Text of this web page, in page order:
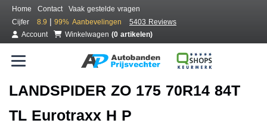
Home Contact
Vaak gestelde vragen
Cijfer
8.9 | 99% Aanbevelingen
5403 Reviews
Account
Winkelwagen (0 artikelen)
LANDSPIDER ZO 175 70R14 84T
TL Eurotraxx H P